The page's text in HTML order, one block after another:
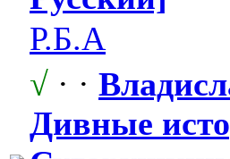
Р.Б.А
√ · ·
Дивные